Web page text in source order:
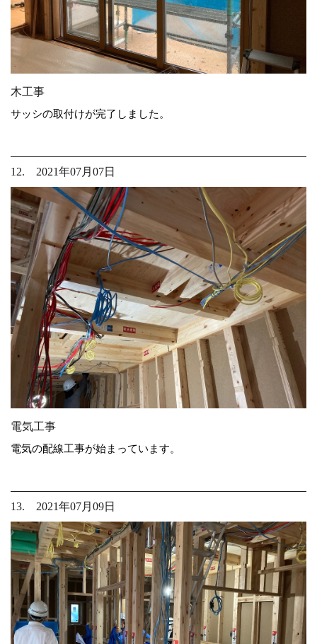
木工事
サッシの取付けが完了しました。
12. 2021年07月07日
電気工事
電気の配線工事が始まっています。
13. 2021年07月09日